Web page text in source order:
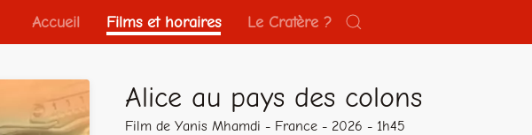
Accueil Films et horaires Le Cratère ?
Alice au pays des colons
Film de Yanis Mhamdi - France - 2026 - 1h45